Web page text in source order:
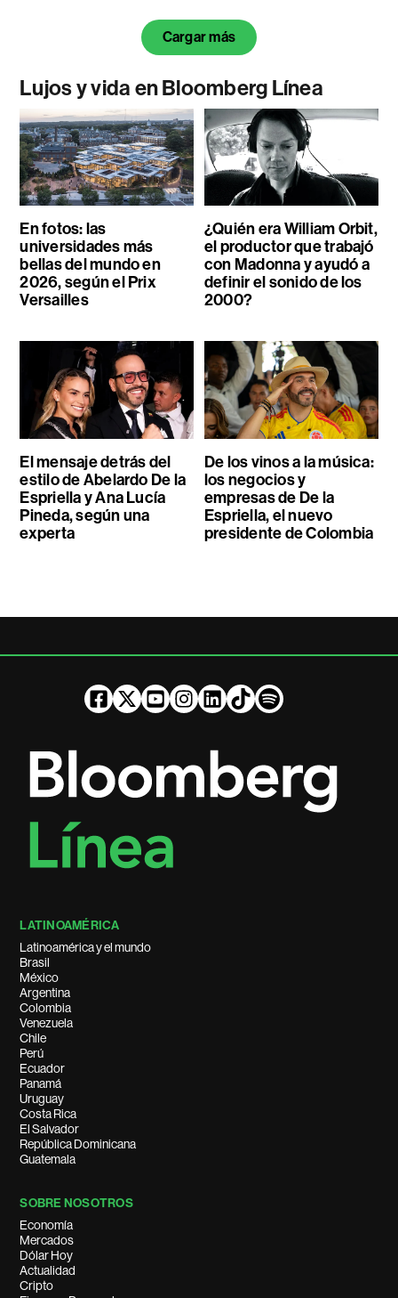
Cargar más
Lujos y vida en Bloomberg Línea
En fotos: las
universidades más
bellas del mundo en
2026, según el Prix
Versailles
¿Quién era William Orbit,
el productor que trabajó
con Madonna y ayudó a
definir el sonido de los
2000?
El mensaje detrás del
estilo de Abelardo De la
Espriella y Ana Lucía
Pineda, según una
experta
De los vinos a la música:
los negocios y
empresas de De la
Espriella, el nuevo
presidente de Colombia
LATINOAMÉRICA
Latinoamérica y el mundo
Brasil
México
Argentina
Colombia
Venezuela
Chile
Perú
Ecuador
Panamá
Uruguay
Costa Rica
El Salvador
República Dominicana
Guatemala
SOBRE NOSOTROS
Economía
Mercados
Dólar Hoy
Actualidad
Cripto